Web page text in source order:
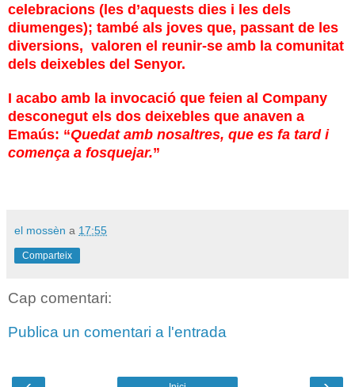
celebracions (les d’aquests dies i les dels
diumenges); també als joves que, passant de les
diversions, valoren el reunir-se amb la comunitat
dels deixebles del Senyor.
I acabo amb la invocació que feien al Company
desconegut els dos deixebles que anaven a
Emaús: “Quedat amb nosaltres, que es fa tard i
comença a fosquejar.”
el mossèn a 17:55
Comparteix
Cap comentari:
Publica un comentari a l'entrada